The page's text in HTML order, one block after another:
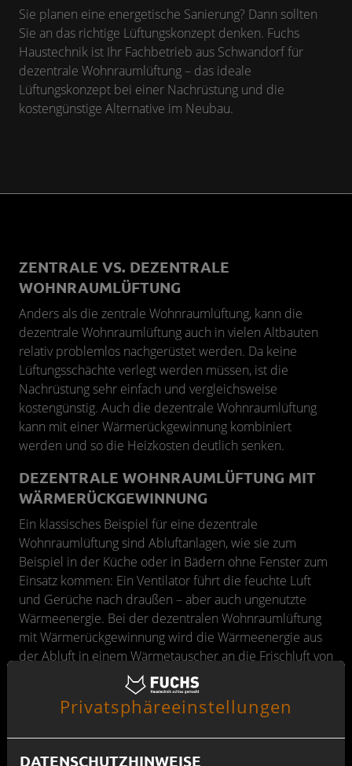
Sie planen eine energetische Sanierung? Dann sollten
Sie an das richtige Lüftungskonzept denken. Fuchs
Haustechnik ist Ihr Fachbetrieb aus Schwandorf für
dezentrale Wohnraumlüftung – das ideale
Lüftungskonzept bei einer Nachrüstung und die
kostengünstige Alternative im Neubau.
ZENTRALE VS. DEZENTRALE
WOHNRAUMLÜFTUNG
Anders als die zentrale Wohnraumlüftung, kann die
dezentrale Wohnraumlüftung auch in vielen Altbauten
relativ problemlos nachgerüstet werden. Da keine
Lüftungsschächte verlegt werden müssen, ist die
Nachrüstung sehr einfach und vergleichsweise
kostengünstig. Auch die dezentrale Wohnraumlüftung
kann mit einer Wärmerückgewinnung kombiniert
werden und so die Heizkosten deutlich senken.
DEZENTRALE WOHNRAUMLÜFTUNG MIT
WÄRMERÜCKGEWINNUNG
Ein klassisches Beispiel für eine dezentrale
Wohnraumlüftung sind Abluftanlagen, wie sie zum
Beispiel in der Küche oder in Bädern ohne Fenster zum
Einsatz kommen: Ein Ventilator führt die feuchte Luft
und Gerüche nach draußen – aber auch ungenutzte
Wärmeenergie. Bei der dezentralen Wohnraumlüftung
mit Wärmerückgewinnung wird die Wärmeenergie aus
der Abluft in einem Wärmetauscher an die Frischluft von
draußen übergeben. Diese aufgewärmte Frischluft wird
in den Raum geleitet, der Heizbedarf sinkt
entsprechend. Der Vorteil der dezentralen Lösung: Die
Privatsphäre­einstellungen
DATENSCHUTZHINWEISE